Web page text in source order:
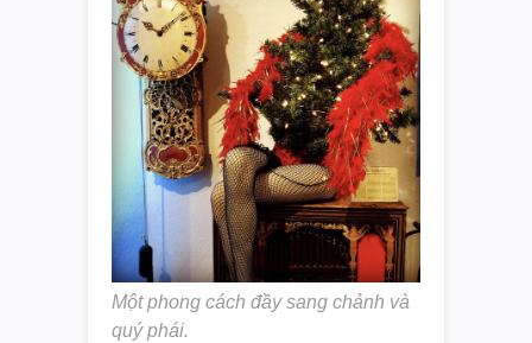
Một phong cách đầy sang chảnh và
quý phái.